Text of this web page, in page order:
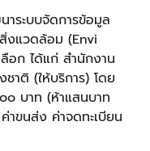
จัดการข้อมูล
งแวดล้อม (Envi
อก ได้แก่ สำนักงาน
าติ (ให้บริการ) โดย
๐ บาท (ห้าแสนบาท
าขนส่ง ค่าจดทะเบียน